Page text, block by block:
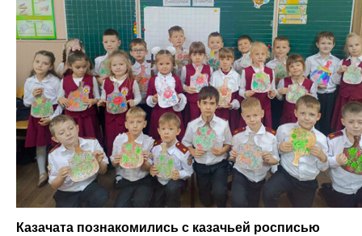
Казачата познакомились с казачьей росписью